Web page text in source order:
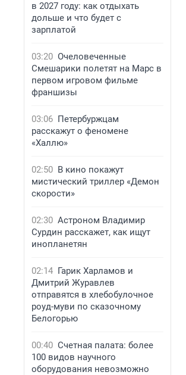
в 2027 году: как отдыхать
дольше и что будет с
зарплатой
03:20 Очеловеченные
Смешарики полетят на Марс в
первом игровом фильме
франшизы
03:06 Петербуржцам
расскажут о феномене
«Халлю»
02:50 В кино покажут
мистический триллер «Демон
скорости»
02:30 Астроном Владимир
Сурдин расскажет, как ищут
инопланетян
02:14 Гарик Харламов и
Дмитрий Журавлев
отправятся в хлебобулочное
роуд-муви по сказочному
Белогорью
00:40 Счетная палата: более
100 видов научного
оборудования невозможно